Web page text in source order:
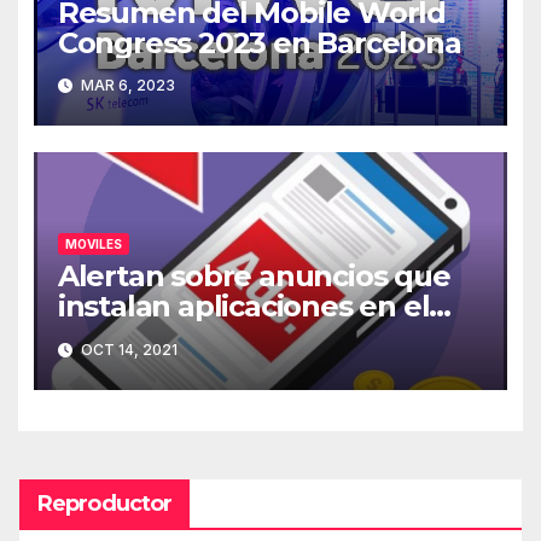
Resumen del Mobile World
Congress 2023 en Barcelona
MAR 6, 2023
MOVILES
Alertan sobre anuncios que
instalan aplicaciones en el
móvil
OCT 14, 2021
Reproductor